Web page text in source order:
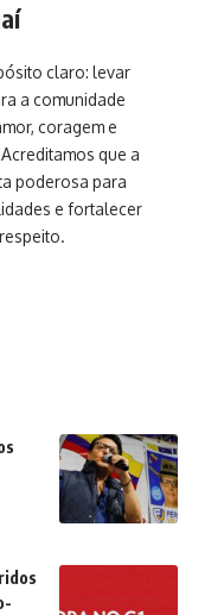
claro: levar
a comunidade
coragem e
que a
poderosa para
e fortalecer